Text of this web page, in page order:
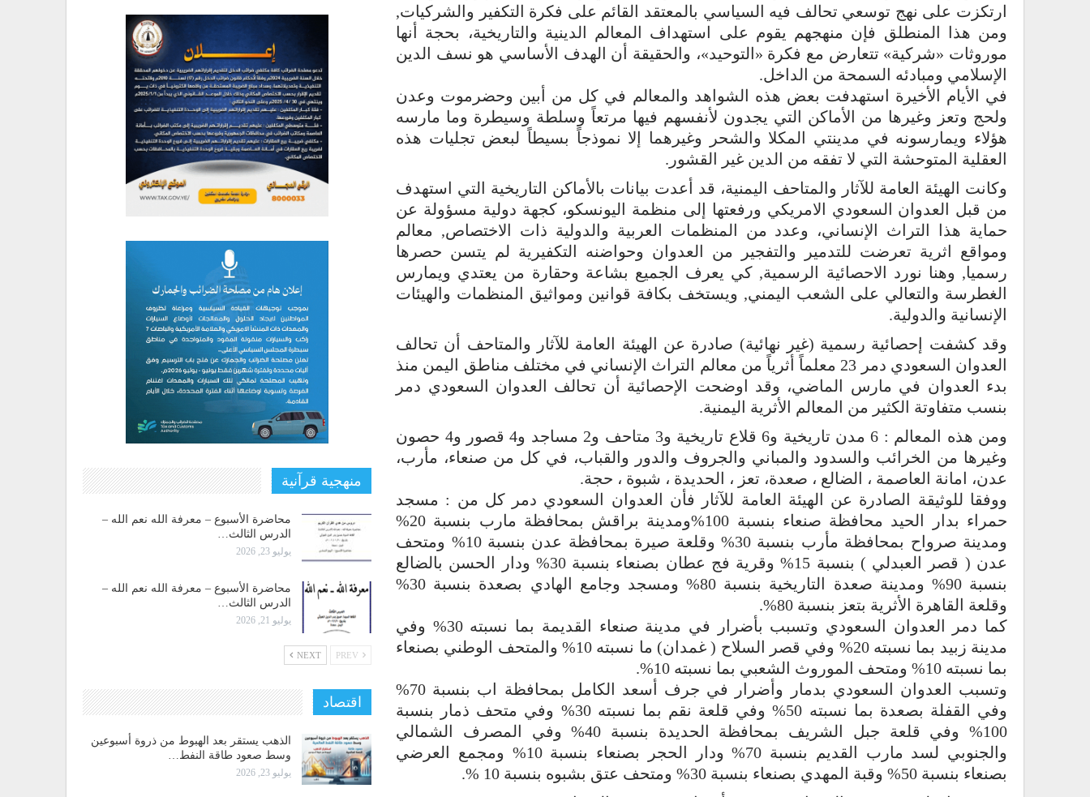
ارتكزت على نهج توسعي تحالف فيه السياسي بالمعتقد القائم على فكرة التكفير والشركيات,
ومن هذا المنطلق فإن منهجهم يقوم على استهداف المعالم الدينية والتاريخية، بحجة أنها
موروثات «شركية» تتعارض مع فكرة «التوحيد»، والحقيقة أن الهدف الأساسي هو نسف الدين
الإسلامي ومبادئه السمحة من الداخل.
في الأيام الأخيرة استهدفت بعض هذه الشواهد والمعالم في كل من أبين وحضرموت وعدن
ولحج وتعز وغيرها من الأماكن التي يجدون لأنفسهم فيها مرتعاً وسلطة وسيطرة وما مارسه
هؤلاء ويمارسونه في مدينتي المكلا والشحر وغيرهما إلا نموذجاً بسيطاً لبعض تجليات هذه
العقلية المتوحشة التي لا تفقه من الدين غير القشور.
وكانت الهيئة العامة للآثار والمتاحف اليمنية، قد أعدت بيانات بالأماكن التاريخية التي استهدف
من قبل العدوان السعودي الامريكي ورفعتها إلى منظمة اليونسكو، كجهة دولية مسؤولة عن
حماية هذا التراث الإنساني، وعدد من المنظمات العربية والدولية ذات الاختصاص, معالم
ومواقع اثرية تعرضت للتدمير والتفجير من العدوان وحواضنه التكفيرية لم يتسن حصرها
رسميا, وهنا نورد الاحصائية الرسمية, كي يعرف الجميع بشاعة وحقارة من يعتدي ويمارس
الغطرسة والتعالي على الشعب اليمني, ويستخف بكافة قوانين ومواثيق المنظمات والهيئات
الإنسانية والدولية.
وقد کشفت إحصائية رسمية (غير نهائية) صادرة عن الهيئة العامة للآثار والمتاحف أن تحالف
العدوان السعودي دمر 23 معلماً أثرياً من معالم التراث الإنساني في مختلف مناطق اليمن منذ
بدء العدوان في مارس الماضي، وقد اوضحت الإحصائية أن تحالف العدوان السعودي دمر
بنسب متفاوتة الكثير من المعالم الأثرية اليمنية.
ومن هذه المعالم : 6 مدن تاريخية و6 قلاع تاريخية و3 متاحف و2 مساجد و4 قصور و4 حصون
وغيرها من الخرائب والسدود والمباني والجروف والدور والقباب، في كل من صنعاء، مأرب،
عدن، امانة العاصمة ، الضالع ، صعدة، تعز ، الحديدة ، شبوة ، حجة.
ووفقا للوثيقة الصادرة عن الهيئة العامة للآثار فأن العدوان السعودي دمر كل من : مسجد
حمراء بدار الحيد محافظة صنعاء بنسبة 100%ومدينة براقش بمحافظة مارب بنسبة 20%
ومدينة صرواح بمحافظة مأرب بنسبة 30% وقلعة صيرة بمحافظة عدن بنسبة 10% ومتحف
عدن ( قصر العبدلي ) بنسبة 15% وقرية فج عطان بصنعاء بنسبة 30% ودار الحسن بالضالع
بنسبة 90% ومدينة صعدة التاريخية بنسبة 80% ومسجد وجامع الهادي بصعدة بنسبة 30%
وقلعة القاهرة الأثرية بتعز بنسبة 80%.
كما دمر العدوان السعودي وتسبب بأضرار في مدينة صنعاء القديمة بما نسبته 30% وفي
مدينة زبيد بما نسبته 20% وفي قصر السلاح ( غمدان) ما نسبته 10% والمتحف الوطني بصنعاء
بما نسبته 10% ومتحف الموروث الشعبي بما نسبته 10%.
وتسبب العدوان السعودي بدمار وأضرار في جرف أسعد الكامل بمحافظة اب بنسبة 70%
وفي القفلة بصعدة بما نسبته 50% وفي قلعة نقم بما نسبته 30% وفي متحف ذمار بنسبة
100% وفي قلعة جبل الشريف بمحافظة الحديدة بنسبة 40% وفي المصرف الشمالي
والجنوبي لسد مارب القديم بنسبة 70% ودار الحجر بصنعاء بنسبة 10% ومجمع العرضي
بصنعاء بنسبة 50% وقبة المهدي بصنعاء بنسبة 30% ومتحف عتق بشبوه بنسبة 10 %.
منهجية قرآنية
محاضرة الأسبوع – معرفة الله نعم الله –
الدرس الثالث…
يوليو 23, 2026
محاضرة الأسبوع – معرفة الله نعم الله –
الدرس الثالث…
يوليو 21, 2026
NEXT
اقتصاد
الذهب يستقر بعد الهبوط من ذروة أسبوعين
وسط صعود طاقة النفط…
يوليو 23, 2026